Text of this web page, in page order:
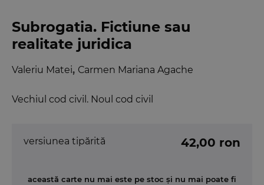
Subrogatia. Fictiune sau
realitate juridica
Vechiul cod civil. Noul cod civil
Valeriu Matei, Carmen Mariana Agache
versiunea tipărită 42,00 ron
această carte nu mai este pe stoc și nu mai poate fi